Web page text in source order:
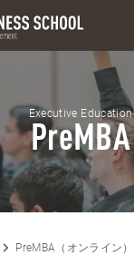
Executive Education
PreMBA
PreMBA（オンライン）